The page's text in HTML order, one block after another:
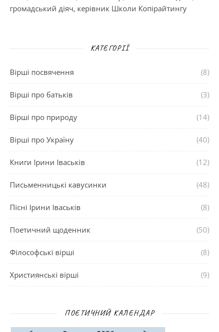
громадський діяч, керівник Школи Копірайтингу
КАТЕГОРІЇ
Вірші посвячення (8)
Вірші про батьків (3)
Вірші про природу (14)
Вірші про Україну (40)
Книги Ірини Іваськів (12)
Письменницькі кавусинки (48)
Пісні Ірини Іваськів (8)
Поетичний щоденник (50)
Філософські вірші (8)
Християнські вірші (9)
ПОЕТИЧНИЙ КАЛЕНДАР